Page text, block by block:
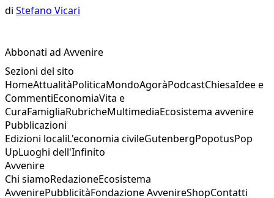
di Stefano Vicari
Abbonati ad Avvenire
Sezioni del sito
HomeAttualitàPoliticaMondoAgoràPodcastChiesaIdee e
CommentiEconomiaVita e
CuraFamigliaRubricheMultimediaEcosistema avvenire
Pubblicazioni
Edizioni localiL'economia civileGutenbergPopotusPop
UpLuoghi dell'Infinito
Avvenire
Chi siamoRedazioneEcosistema
AvvenirePubblicitàFondazione AvvenireShopContatti